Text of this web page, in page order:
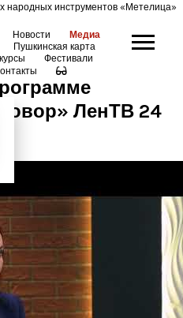
Новости Медиа
Пушкинская карта
Фестивали
ЛенТВ 24